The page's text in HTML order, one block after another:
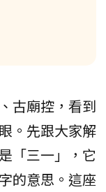
古廟控，看到
。先跟大家解
「三一」，它
的意思。這座